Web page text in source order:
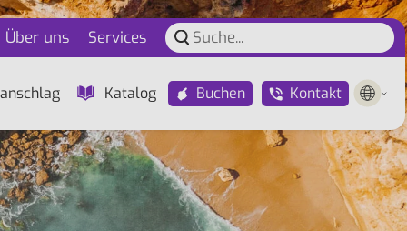
Über uns Services
Katalog Buchen Kontakt